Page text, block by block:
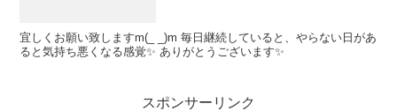
宜しくお願い致しますm(_ _)m 毎日継続していると、やらない日があ
ると気持ち悪くなる感覚✨ ありがとうございます✨
スポンサーリンク